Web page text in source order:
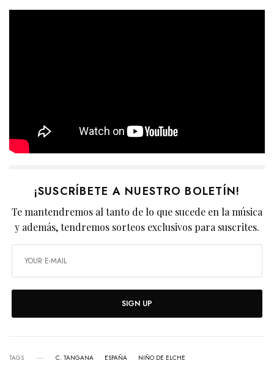
¡SUSCRÍBETE A NUESTRO BOLETÍN!
Te mantendremos al tanto de lo que sucede en la música
y además, tendremos sorteos exclusivos para suscrites.
SIGN UP
TAGS C. TANGANA ESPAÑA NIÑO DE ELCHE